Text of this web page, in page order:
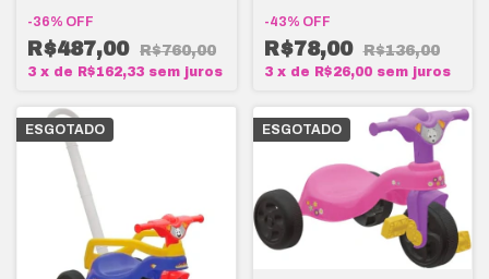
-36% OFF
R$487,00 R$760,00
3 x de R$162,33 sem juros
-43% OFF
R$78,00 R$136,00
3 x de R$26,00 sem juros
ESGOTADO ESGOTADO